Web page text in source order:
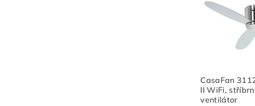
CasaFan
II WiFi,
ventilátor